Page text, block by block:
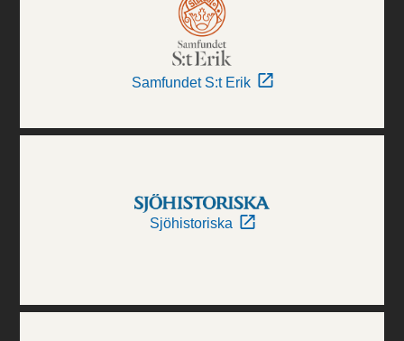
Samfundet S:t Erik
Sjöhistoriska